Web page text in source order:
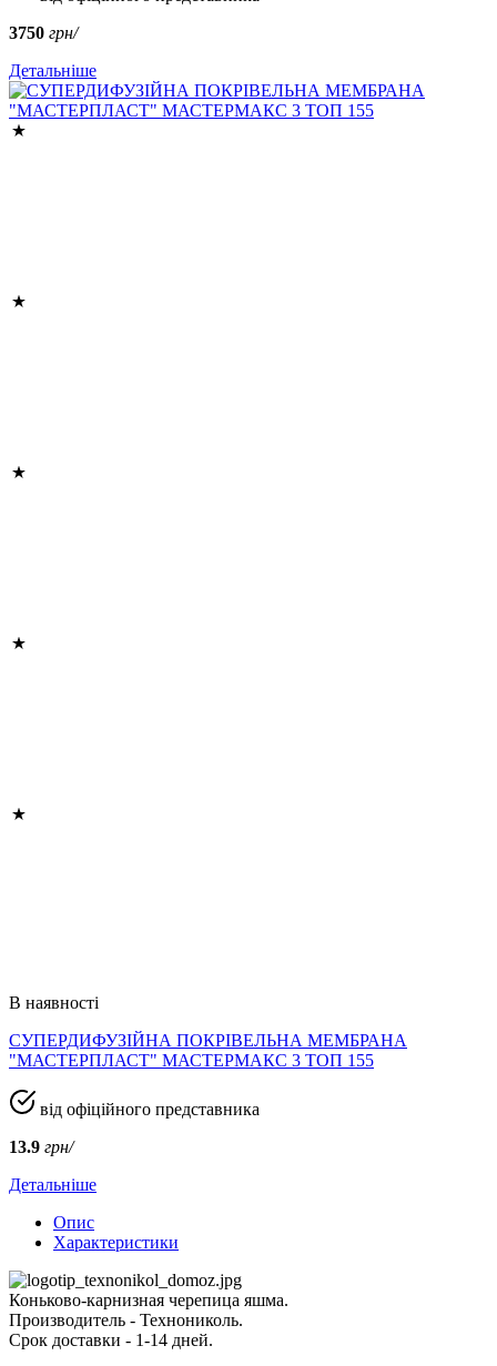
3750 грн/
Детальніше
В наявності
СУПЕРДИФУЗІЙНА ПОКРІВЕЛЬНА МЕМБРАНА
"МАСТЕРПЛАСТ" МАСТЕРМАКС 3 ТОП 155
від офіційного представника
13.9 грн/
Детальніше
Опис
Характеристики
Коньково-карнизная черепица яшма.
Производитель - Технониколь.
Срок доставки - 1-14 дней.